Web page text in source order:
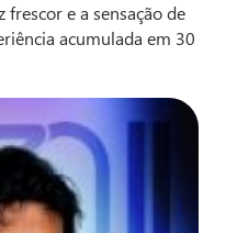
frescor e a sensação de
acumulada em 30